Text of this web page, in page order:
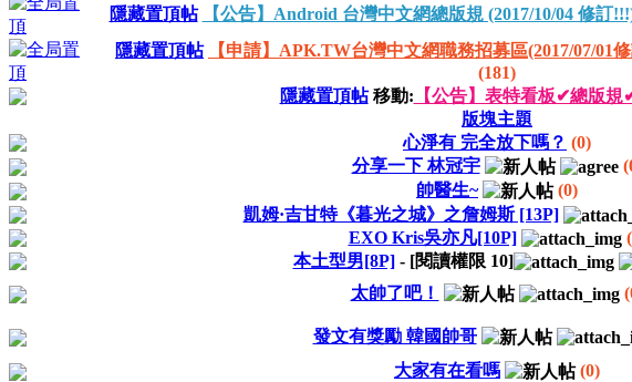
【公告】Android台灣中文網版務總規範 (2018.09.01
【申請】APK.TW台灣中文網職務招募區(2017/07/01修
【公告】簽到斷簽/帖子審核/頭像未更換/金豆儲值相關
隱藏置頂帖 【公告】Android 台灣中文網總版規 (2017/10/04 修訂
隱藏置頂帖
【申請】APK.TW台灣中文網職務招募區(2017/07/01
(181)
隱藏置頂帖移動: 【公告】表特看板✔總版規
版塊主題
心淨有 完全放下嗎？ (0)
分享一下 林冠宇
帥醫生~
(0)
凱姆·吉甘特《暮光之城》之詹姆斯 [13P]
EXO Kris吳亦凡[10P]
本土型男[8P]- [閱讀權限 10]
太帥了吧！
發文有獎勵 韓國帥哥
大家有在看嗎
(0)